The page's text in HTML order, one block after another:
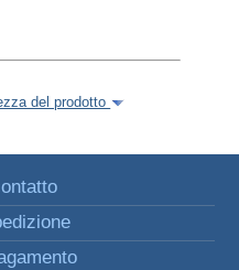
del prodotto